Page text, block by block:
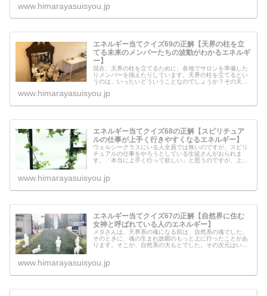
www.himarayasuisyou.jp
エネルギー当てクイズ69の正解【天界の柱を立
てる未来のメンバーたちの波動がわかるエネルギ
ー】
現在、天界の柱を立てるために、各地でサロンを準備した
りメンバーを揃えたりしています。天界の柱を立てるとい
うのは、いったいどういうことなのでしょうか？その天界
www.himarayasuisyou.jp
エネルギー当てクイズ68の正解【スピリチュア
ルの仕事が上手く行きやすくなるエネルギー】
ウェルシークラスにいる人全員では無いのですが、スピリ
チュアルの仕事をやろうとしている生徒さんがおられま
す。「本当に上手く行って欲しい」と思うのですが、上手
の仕事が上手く行くために必要なこと...
www.himarayasuisyou.jp
エネルギー当てクイズ67の正解【自然界に住む
女神と呼ばれている人のエネルギー】
メタさんは、天界系の魂になる前は、自然系の魂でした。
そのときに、魂の生まれ故郷のもっと上に行ったことがあ
ります。そこが、自然系の大もとでした。その次元はいっ
む「女神」と呼ばれている人がエネ...
www.himarayasuisyou.jp